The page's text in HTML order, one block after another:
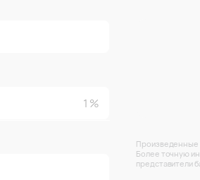
Произведенные
Более точную
представители